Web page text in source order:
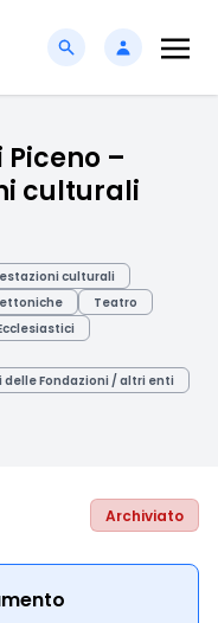
Piceno –
culturali
culturali
Teatro
delle Fondazioni / altri enti
Archiviato